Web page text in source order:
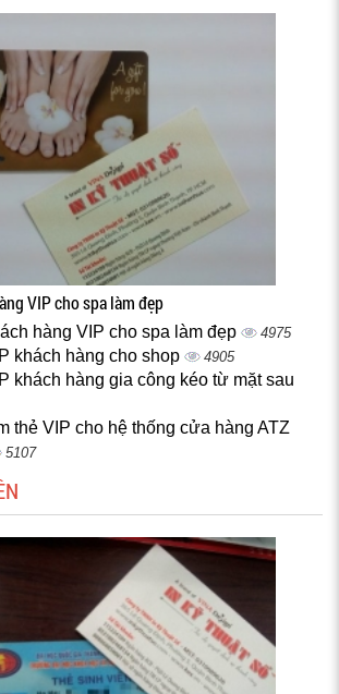
VIP cho spa làm đẹp
hàng VIP cho spa làm đẹp 4975
khách hàng cho shop 4905
khách hàng gia công kéo từ mặt sau
thẻ VIP cho hệ thống cửa hàng ATZ
5107